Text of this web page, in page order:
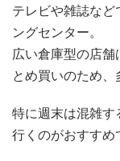
テレビや雑誌な
ングセンター。
広い倉庫型の店
とめ買いのため、
特に週末は混雑
行くのがおすすめ